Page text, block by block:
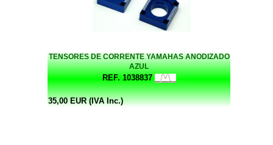
TENSORES DE CORRENTE YAMAHAS ANODIZADO
AZUL
REF. 1038837
35,00 EUR (IVA Inc.)